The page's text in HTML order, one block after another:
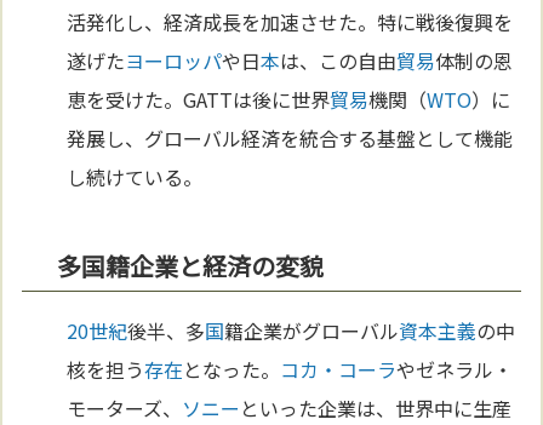
活発化し、経済成長を加速させた。特に戦後復興を
遂げたヨーロッパや日本は、この自由貿易体制の恩
恵を受けた。GATTは後に世界貿易機関（WTO）に
発展し、グローバル経済を統合する基盤として機能
し続けている。
多国籍企業と経済の変貌
20世紀後半、多国籍企業がグローバル資本主義の中
核を担う存在となった。 コカ・コーラやゼネラル・
モーターズ、 ソニー といった企業は、世界中に生産